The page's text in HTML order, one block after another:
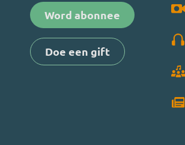
Word abonnee
Doe een gift